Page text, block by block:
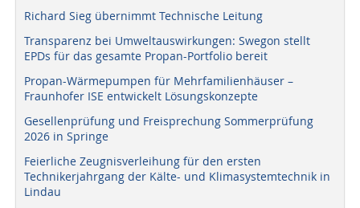
Richard Sieg übernimmt Technische Leitung
Transparenz bei Umweltauswirkungen: Swegon stellt
EPDs für das gesamte Propan-Portfolio bereit
Propan-Wärmepumpen für Mehrfamilienhäuser –
Fraunhofer ISE entwickelt Lösungskonzepte
Gesellenprüfung und Freisprechung Sommerprüfung
2026 in Springe
Feierliche Zeugnisverleihung für den ersten
Technikerjahrgang der Kälte- und Klimasystemtechnik in
Lindau